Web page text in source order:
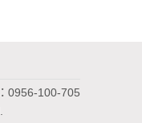
0956-100-705